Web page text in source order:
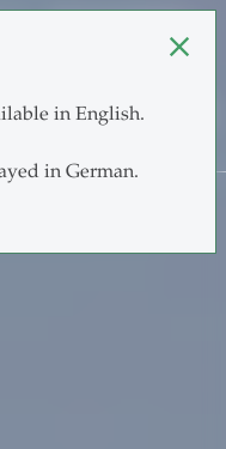
close
in English.
in German.
Choose institutes
search